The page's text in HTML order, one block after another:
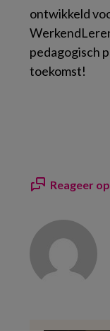
ontwikkeld
pedagogisch
toekomst!
Reageer